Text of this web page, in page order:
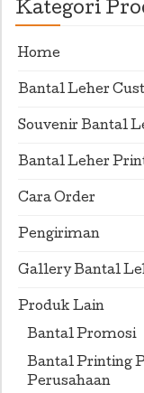
Kategori
Home
Bantal Leher
Souvenir Bantal
Bantal Leher
Cara Order
Pengiriman
Gallery Bantal
Produk Lain
Bantal Promosi
Bantal Printing
Perusahaan